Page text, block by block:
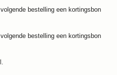
bestelling een kortingsbon
bestelling een kortingsbon